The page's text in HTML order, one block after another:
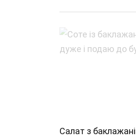
Салат з